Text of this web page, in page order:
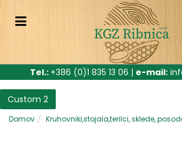
Tel.: +386 (0)1 835 13 06 | e-mail:
Custom 2
Domov Kruhovniki,stojala,terilci, sklede,